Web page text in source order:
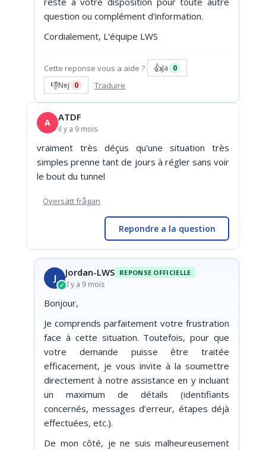
question ou complément d'information.
Cordialement, L'équipe LWS
Cette reponse vous a aide ? 👍Ja 0
👎Nej 0 Traduire
A ATDF
il y a 9 mois
vraiment très déçus qu'une situation très
simples prenne tant de jours à régler sans voir
le bout du tunnel
Översätt frågan
Repondre a la question
J
✓
Jordan-LWS REPONSE OFFICIELLE
il y a 9 mois
Bonjour,
Je comprends parfaitement votre frustration
face à cette situation. Toutefois, pour que
votre demande puisse être traitée
efficacement, je vous invite à la soumettre
directement à notre assistance en y incluant
un maximum de détails (identifiants
concernés, messages d’erreur, étapes déjà
effectuées, etc.).
De mon côté, je ne suis malheureusement